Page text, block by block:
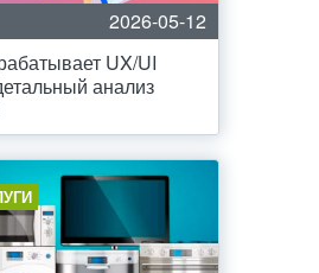
2026-05-12
UX/UI
анализ